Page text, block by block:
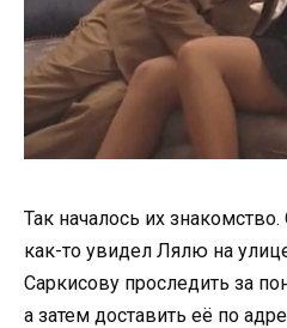
Так началось их
как-то увидел Лялю на
Саркисову проследить за
а затем доставить её по